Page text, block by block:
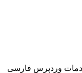
خدمات وردپرس فارسی